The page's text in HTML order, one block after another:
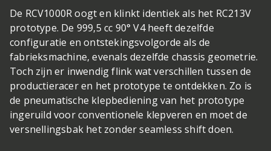
De RCV1000R oogt en klinkt identiek als het RC213V
prototype. De 999,5 cc 90° V4 heeft dezelfde
configuratie en ontstekingsvolgorde als de
fabrieksmachine, evenals dezelfde chassis geometrie.
Toch zijn er inwendig flink wat verschillen tussen de
productieracer en het prototype te ontdekken. Zo is
de pneumatische klepbediening van het prototype
ingeruild voor conventionele klepveren en moet de
versnellingsbak het zonder seamless shift doen.